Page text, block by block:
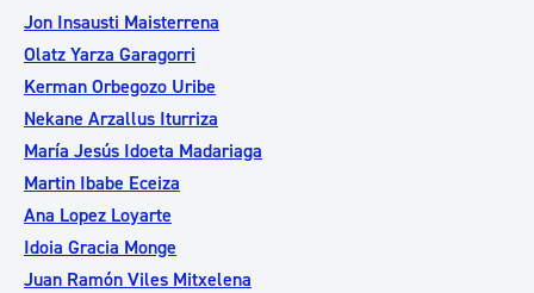
Jon Insausti Maisterrena
Olatz Yarza Garagorri
Kerman Orbegozo Uribe
Nekane Arzallus Iturriza
María Jesús Idoeta Madariaga
Martin Ibabe Eceiza
Ana Lopez Loyarte
Idoia Gracia Monge
Juan Ramón Viles Mitxelena